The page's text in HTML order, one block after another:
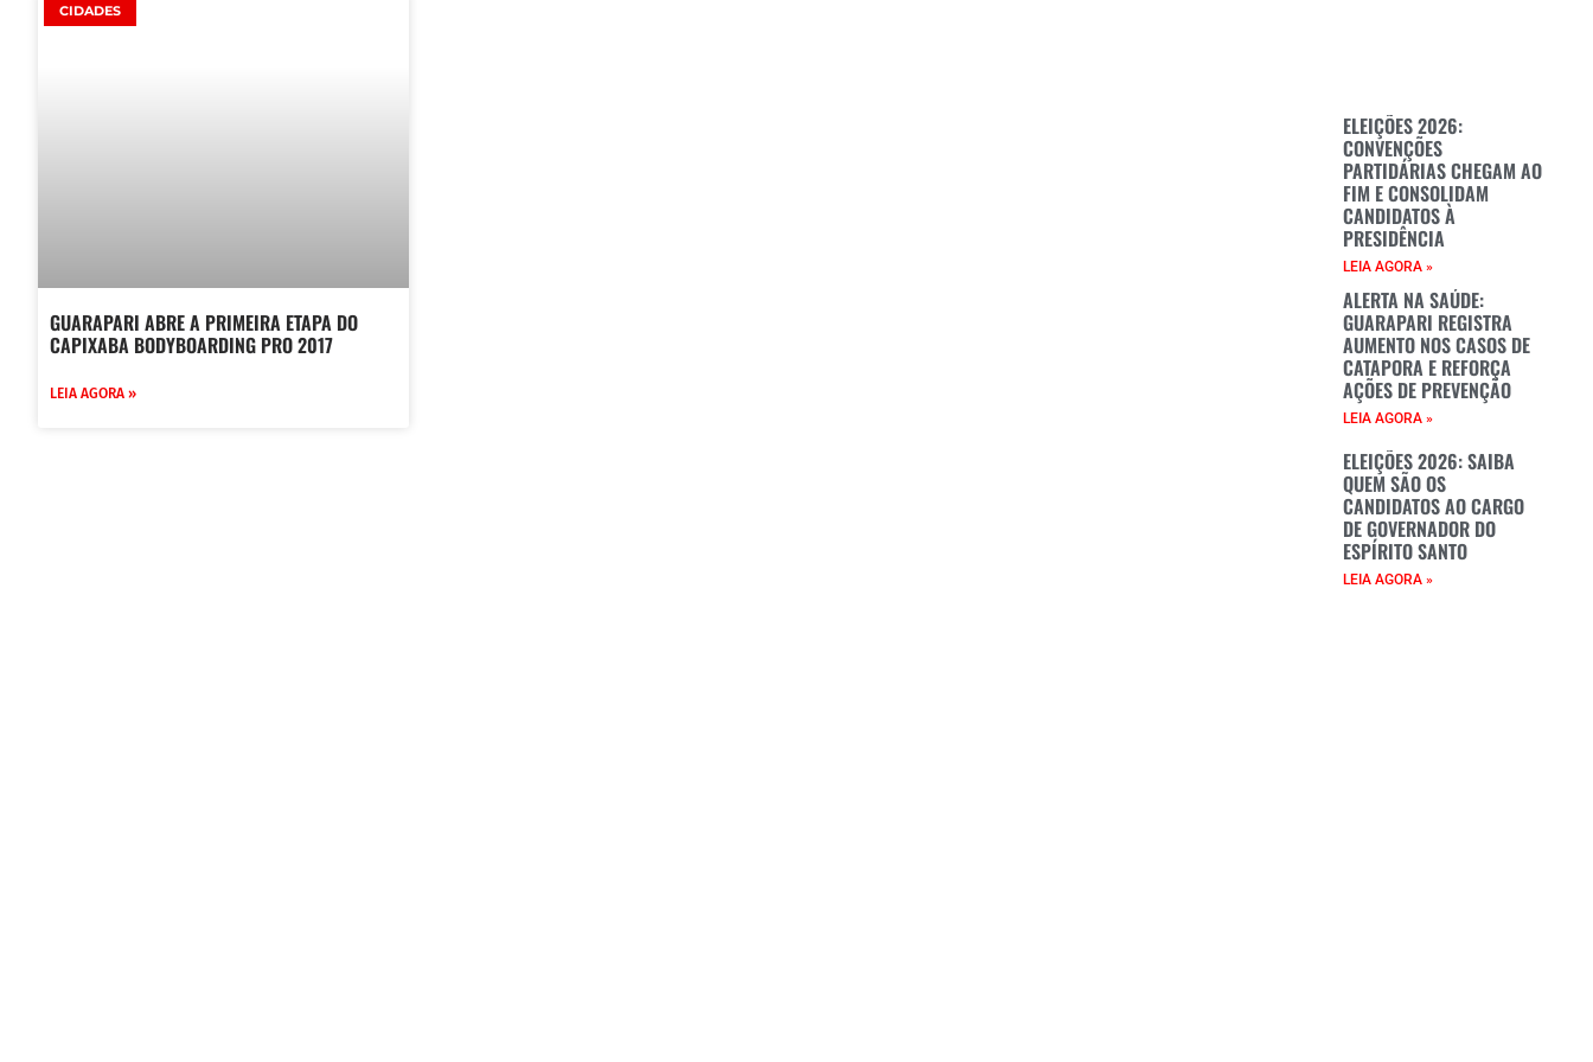
CIDADES
GUARAPARI ABRE A PRIMEIRA ETAPA DO
CAPIXABA BODYBOARDING PRO 2017
LEIA AGORA »
ELEIÇÕES 2026:
CONVENÇÕES
PARTIDÁRIAS CHEGAM AO
FIM E CONSOLIDAM
CANDIDATOS À
PRESIDÊNCIA
LEIA AGORA »
ALERTA NA SAÚDE:
GUARAPARI REGISTRA
AUMENTO NOS CASOS DE
CATAPORA E REFORÇA
AÇÕES DE PREVENÇÃO
LEIA AGORA »
ELEIÇÕES 2026: SAIBA
QUEM SÃO OS
CANDIDATOS AO CARGO
DE GOVERNADOR DO
ESPÍRITO SANTO
LEIA AGORA »